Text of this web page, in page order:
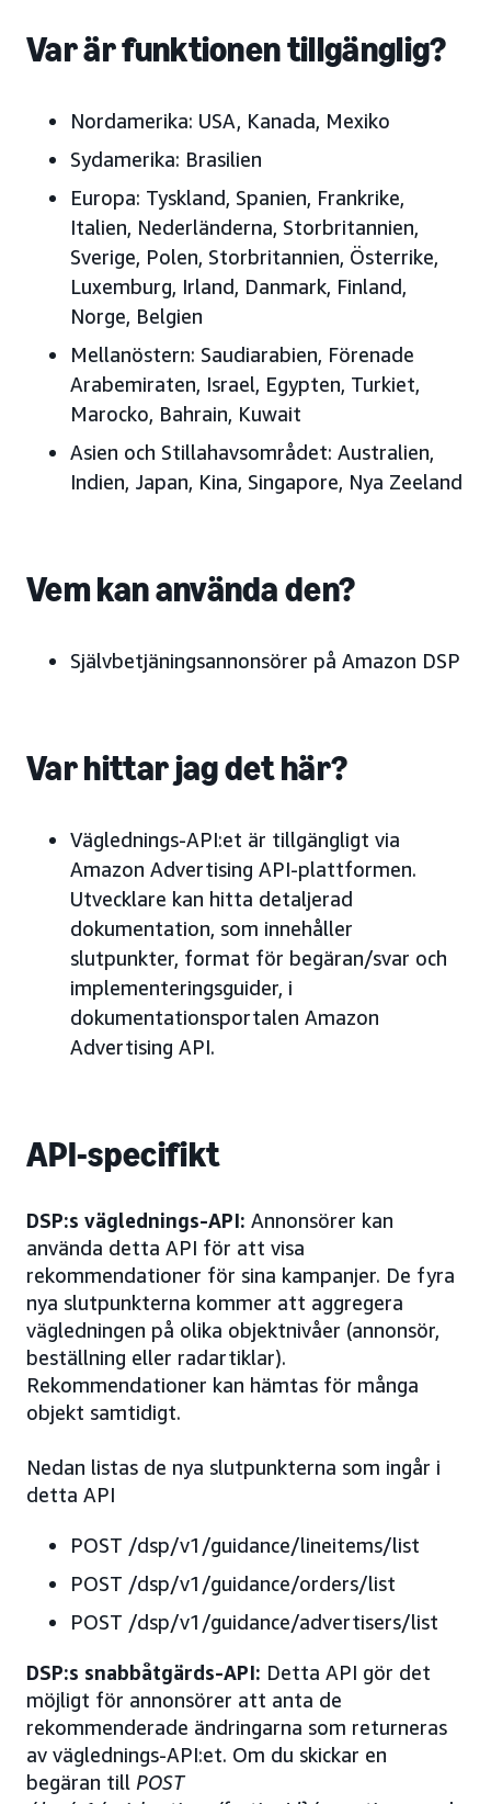
Var är funktionen tillgänglig?
Nordamerika: USA, Kanada, Mexiko
Sydamerika: Brasilien
Europa: Tyskland, Spanien, Frankrike,
Italien, Nederländerna, Storbritannien,
Sverige, Polen, Storbritannien, Österrike,
Luxemburg, Irland, Danmark, Finland,
Norge, Belgien
Mellanöstern: Saudiarabien, Förenade
Arabemiraten, Israel, Egypten, Turkiet,
Marocko, Bahrain, Kuwait
Asien och Stillahavsområdet: Australien,
Indien, Japan, Kina, Singapore, Nya Zeeland
Vem kan använda den?
Självbetjäningsannonsörer på Amazon DSP
Var hittar jag det här?
Väglednings-API:et är tillgängligt via
Amazon Advertising API-plattformen.
Utvecklare kan hitta detaljerad
dokumentation, som innehåller
slutpunkter, format för begäran/svar och
implementeringsguider, i
dokumentationsportalen Amazon
Advertising API.
API-specifikt
DSP:s väglednings-API: Annonsörer kan
använda detta API för att visa
rekommendationer för sina kampanjer. De fyra
nya slutpunkterna kommer att aggregera
vägledningen på olika objektnivåer (annonsör,
beställning eller radartiklar).
Rekommendationer kan hämtas för många
objekt samtidigt.
Nedan listas de nya slutpunkterna som ingår i
detta API
POST /dsp/v1/guidance/lineitems/list
POST /dsp/v1/guidance/orders/list
POST /dsp/v1/guidance/advertisers/list
DSP:s snabbåtgärds-API: Detta API gör det
möjligt för annonsörer att anta de
rekommenderade ändringarna som returneras
av väglednings-API:et. Om du skickar en
begäran till POST